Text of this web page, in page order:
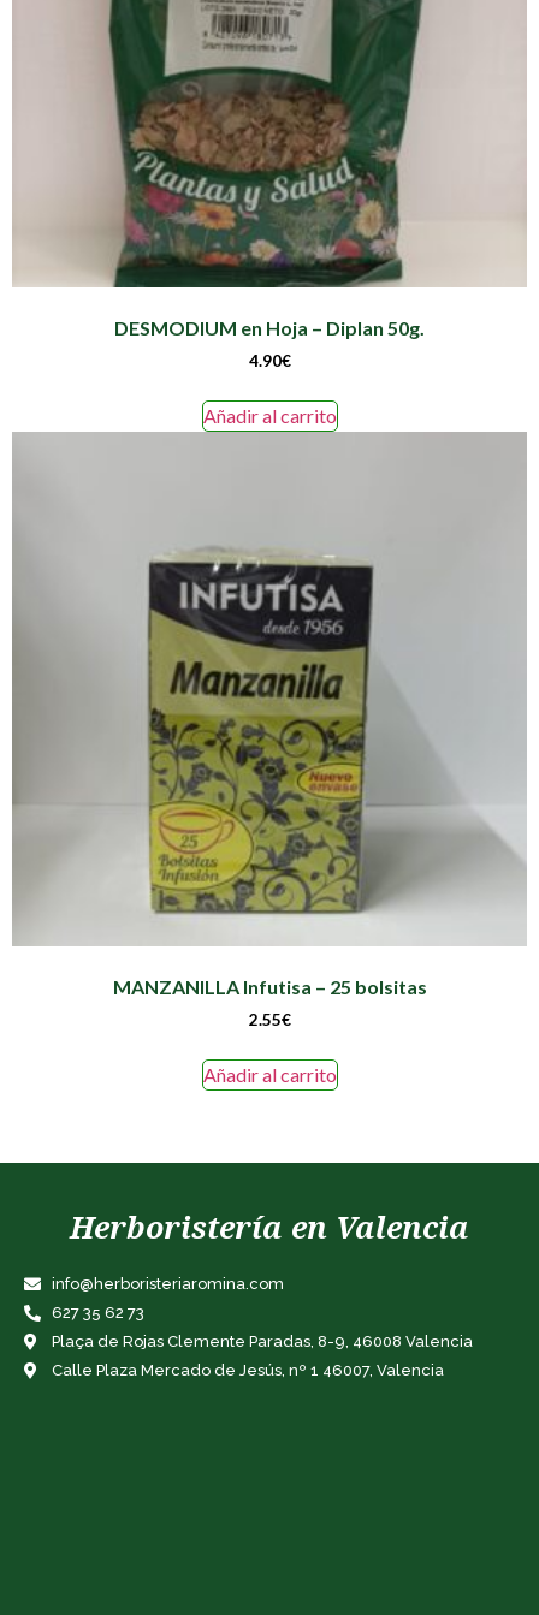
DESMODIUM en Hoja – Diplan 50g.
4.90€
Añadir al carrito
MANZANILLA Infutisa – 25 bolsitas
2.55€
Añadir al carrito
Herboristería en Valencia
info@herboristeriaromina.com
627 35 62 73
Plaça de Rojas Clemente Paradas, 8-9, 46008 Valencia
Calle Plaza Mercado de Jesús, nº 1 46007, Valencia